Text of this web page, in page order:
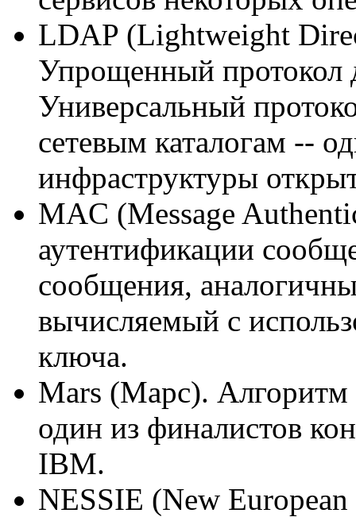
LDAP (Lightweight
Упрощенный протокол
Универсальный
сетевым каталогам --
инфраструктуры
MAC (Message
аутентификации
сообщения,
вычисляемый с
ключа.
Mars (Марс).
один из финалистов
IBM.
NESSIE (New